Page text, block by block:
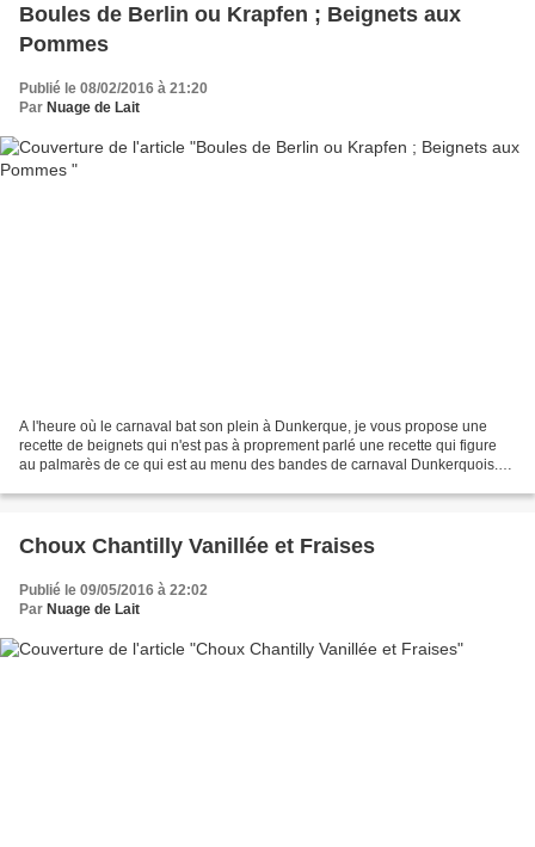
Boules de Berlin ou Krapfen ; Beignets aux
Pommes
Publié le 08/02/2016 à 21:20
Par Nuage de Lait
A l'heure où le carnaval bat son plein à Dunkerque, je vous propose une
recette de beignets qui n'est pas à proprement parlé une recette qui figure
au palmarès de ce qui est au menu des bandes de carnaval Dunkerquois.
Choux Chantilly Vanillée et Fraises
Publié le 09/05/2016 à 22:02
Par Nuage de Lait